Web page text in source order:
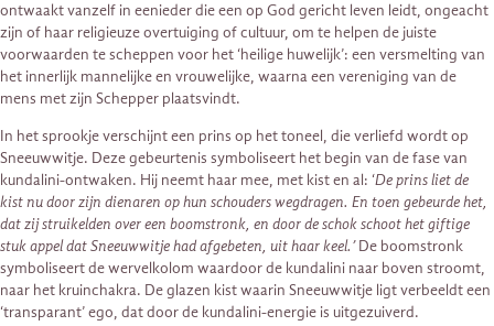
ontwaakt vanzelf in eenieder die een op God gericht leven leidt, ongeacht
zijn of haar religieuze overtuiging of cultuur, om te helpen de juiste
voorwaarden te scheppen voor het ‘heilige huwelijk’: een versmelting van
het innerlijk mannelijke en vrouwelijke, waarna een vereniging van de
mens met zijn Schepper plaatsvindt.
In het sprookje verschijnt een prins op het toneel, die verliefd wordt op
Sneeuwwitje. Deze gebeurtenis symboliseert het begin van de fase van
kundalini-ontwaken. Hij neemt haar mee, met kist en al: ‘De prins liet de
kist nu door zijn dienaren op hun schouders wegdragen. En toen gebeurde het,
dat zij struikelden over een boomstronk, en door de schok schoot het giftige
stuk appel dat Sneeuwwitje had afgebeten, uit haar keel.’De boomstronk
symboliseert de wervelkolom waardoor de kundalini naar boven stroomt,
naar het kruinchakra. De glazen kist waarin Sneeuwwitje ligt verbeeldt een
‘transparant’ ego, dat door de kundalini-energie is uitgezuiverd.